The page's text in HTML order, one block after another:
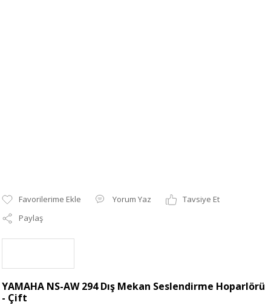
Yorum Yaz
Tavsiye Et
Paylaş
YAMAHA NS-AW 294 Dış Mekan Seslendirme Hoparlörü
- Çift